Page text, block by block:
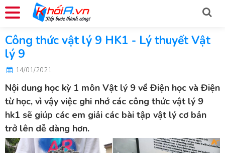
Công thức vật lý 9 HK1 - Lý thuyết Vật
lý 9
14/01/2021
Nội dung học kỳ 1 môn Vật lý 9 về Điện học và Điện
từ học, vì vậy việc ghi nhớ các công thức vật lý 9
hk1 sẽ giúp các em giải các bài tập vật lý cơ bản
trở lên dễ dàng hơn.